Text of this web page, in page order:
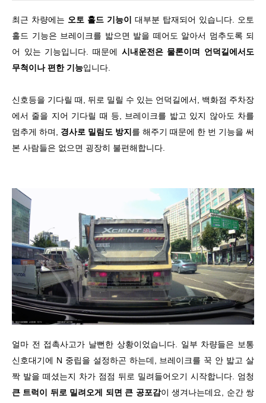
최근 차량에는 오토 홀드 기능이
대부분 탑재되어 있습니다. 오토
홀드 기능은 브레이크를 밟으면 발을 떼어도 알아서 멈추도록 되
어 있는 기능입니다. 때문에 시내운전은 물론이며 언덕길에서도
무척이나 편한 기능입니다.
신호등을 기다릴 때, 뒤로 밀릴 수 있는 언덕길에서, 백화점 주차장
에서 줄을 지어 기다릴 때 등, 브레이크를 밟고 있지 않아도 차를
멈추게 하며, 경사로 밀림도 방지 를 해주기 때문에 한 번 기능을 써
본 사람들은 없으면 굉장히 불편해합니다.
얼마 전 접촉사고가 날뻔한 상황이었습니다. 일부 차량들은 보통
신호대기에 N 중립을 설정하곤 하는데, 브레이크를 꾹 안 밟고 살
짝 발을 떼셨는지 차가 점점 뒤로 밀려들어오기 시작합니다. 엄청
큰 트럭이 뒤로 밀려오게 되면 큰 공포감이 생겨나는데요, 순간 쌍